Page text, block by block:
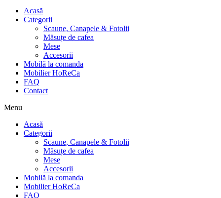
Acasă
Categorii
Scaune, Canapele & Fotolii
Măsuțe de cafea
Mese
Accesorii
Mobilă la comanda
Mobilier HoReCa
FAQ
Contact
Menu
Acasă
Categorii
Scaune, Canapele & Fotolii
Măsuțe de cafea
Mese
Accesorii
Mobilă la comanda
Mobilier HoReCa
FAQ